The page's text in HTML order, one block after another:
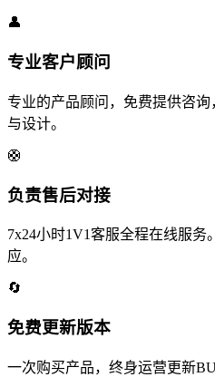
👤
专业客户顾问
专业的产品顾问，免费提供咨
与设计。
🛟
负责售后对接
7x24小时1V1客服全程在线服务
应。
🔄
免费更新版本
一次购买产品，终身运营更新